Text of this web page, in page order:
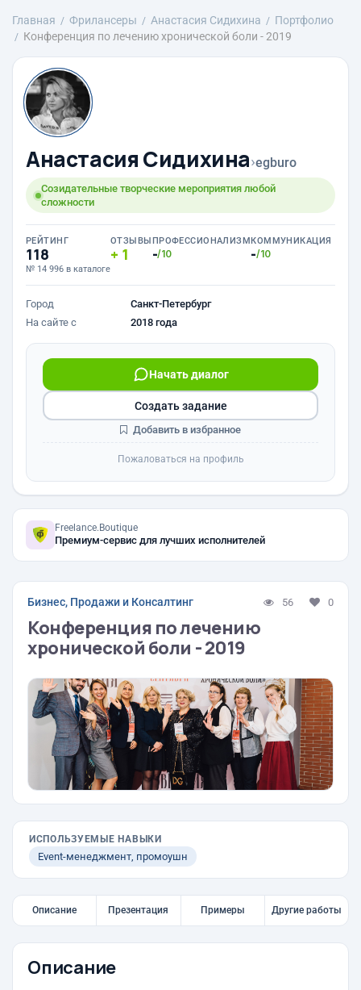
Главная Фрилансеры Анастасия Сидихина
Портфолио
Конференция по лечению хронической боли - 2019
Анастасия Сидихина›egburo
Созидательные творческие мероприятия любой
сложности
РЕЙТИНГ
118
№ 14 996 в каталоге
ОТЗЫВЫ
1
ПРОФЕССИОНАЛИЗМ
-/10
КОММУНИКАЦИЯ
-/10
Город
Санкт-Петербург
На сайте с
2018 года
Начать диалог
Создать задание
Добавить в избранное
Пожаловаться на профиль
Freelance.Boutique
Премиум-сервис для лучших исполнителей
Бизнес, Продажи и Консалтинг 56 0
Конференция по лечению
хронической боли - 2019
ИСПОЛЬЗУЕМЫЕ НАВЫКИ
Event-менеджмент, промоушн
Описание Презентация Примеры Другие работы
Описание